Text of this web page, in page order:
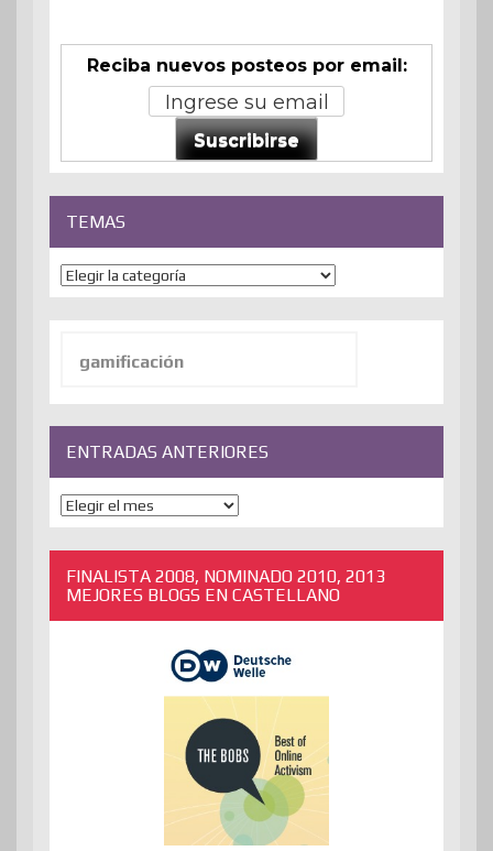
Reciba nuevos posteos por email:
Suscribirse
TEMAS
Temas
ENTRADAS ANTERIORES
ENTRADAS
ANTERIORES
FINALISTA 2008, NOMINADO 2010, 2013
MEJORES BLOGS EN CASTELLANO